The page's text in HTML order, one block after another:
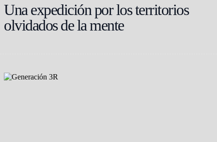
Una expedición por los territorios
olvidados de la mente